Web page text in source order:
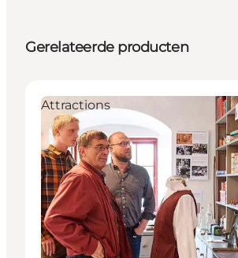
Gerelateerde producten
Attractions